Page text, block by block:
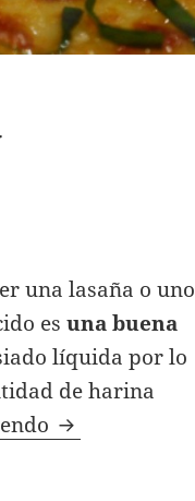
una lasaña o
esuna buena
líquida por lo
de harina
Canelones